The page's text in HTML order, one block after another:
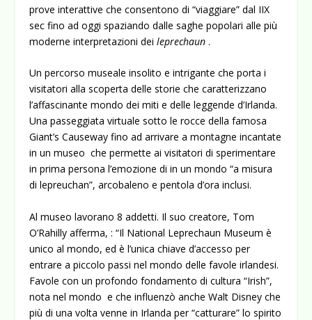
prove interattive che consentono di “viaggiare” dal IIX
sec fino ad oggi spaziando dalle saghe popolari alle più
moderne interpretazioni deileprechaun .
Un percorso museale insolito e intrigante che porta i
visitatori alla scoperta delle storie che caratterizzano
l’affascinante mondo dei miti e delle leggende d’Irlanda.
Una passeggiata virtuale sotto le rocce della famosa
Giant’s Causeway fino ad arrivare a montagne incantate
in un museo che permette ai visitatori di sperimentare
in prima persona l’emozione di in un mondo “a misura
di lepreuchan”, arcobaleno e pentola d’ora inclusi.
Al museo lavorano 8 addetti. Il suo creatore, Tom
O’Rahilly afferma, : “Il National Leprechaun Museum è
unico al mondo, ed è l’unica chiave d’accesso per
entrare a piccolo passi nel mondo delle favole irlandesi.
Favole con un profondo fondamento di cultura “Irish”,
nota nel mondo e che influenzò anche Walt Disney che
più di una volta venne in Irlanda per “catturare” lo spirito